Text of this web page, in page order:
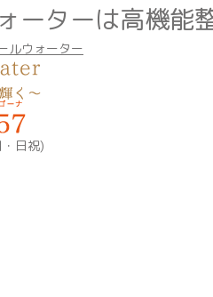
ーターは高機能
日祝)